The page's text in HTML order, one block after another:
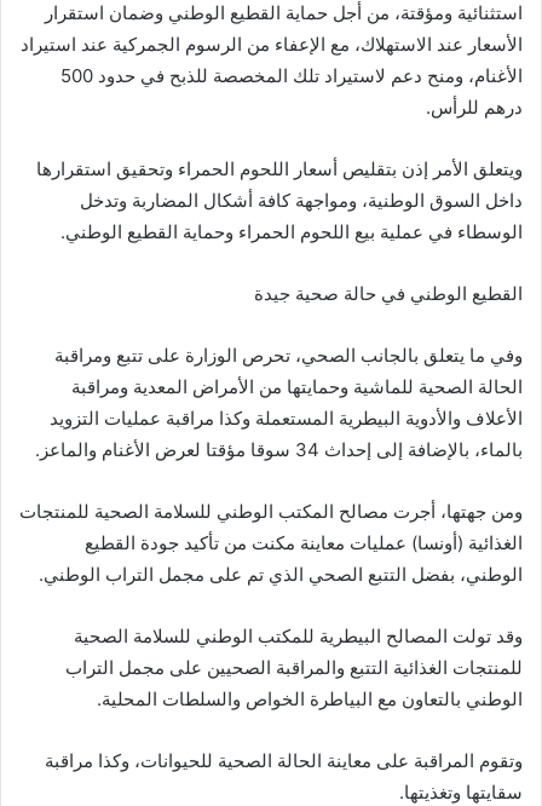
استثنائية ومؤقتة، من أجل حماية القطيع الوطني وضمان استقرار
الأسعار عند الاستهلاك، مع الإعفاء من الرسوم الجمركية عند استيراد
الأغنام، ومنح دعم لاستيراد تلك المخصصة للذبح في حدود 500
درهم للرأس.
ويتعلق الأمر إذن بتقليص أسعار اللحوم الحمراء وتحقيق استقرارها
داخل السوق الوطنية، ومواجهة كافة أشكال المضاربة وتدخل
الوسطاء في عملية بيع اللحوم الحمراء وحماية القطيع الوطني.
القطيع الوطني في حالة صحية جيدة
وفي ما يتعلق بالجانب الصحي، تحرص الوزارة على تتبع ومراقبة
الحالة الصحية للماشية وحمايتها من الأمراض المعدية ومراقبة
الأعلاف والأدوية البيطرية المستعملة وكذا مراقبة عمليات التزويد
بالماء، بالإضافة إلى إحداث 34 سوقا مؤقتا لعرض الأغنام والماعز.
ومن جهتها، أجرت مصالح المكتب الوطني للسلامة الصحية للمنتجات
الغذائية (أونسا) عمليات معاينة مكنت من تأكيد جودة القطيع
الوطني، بفضل التتبع الصحي الذي تم على مجمل التراب الوطني.
وقد تولت المصالح البيطرية للمكتب الوطني للسلامة الصحية
للمنتجات الغذائية التتبع والمراقبة الصحيين على مجمل التراب
الوطني بالتعاون مع البياطرة الخواص والسلطات المحلية.
وتقوم المراقبة على معاينة الحالة الصحية للحيوانات، وكذا مراقبة
سقايتها وتغذيتها.